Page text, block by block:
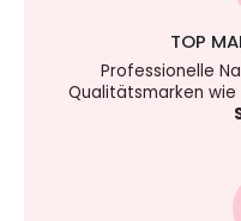
TOP
Professionelle
Qualitätsmarken wie